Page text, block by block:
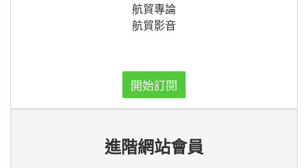
航貿專論
航貿影音
開始訂閱
進階網站會員